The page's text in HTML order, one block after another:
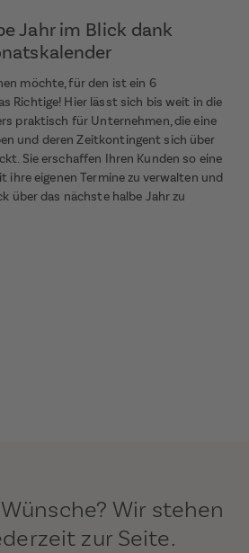
Jahr im Blick dank
möchte, für den ist ein 6
Richtige! Hier lässt sich bis weit in die
praktisch für Unternehmen, die eine
und deren Zeitkontingent sich über
Sie erschaffen Ihren Kunden so eine
ihre eigenen Termine zu verwalten und
über das nächste halbe Jahr zu
Wir stehen
zur Seite.